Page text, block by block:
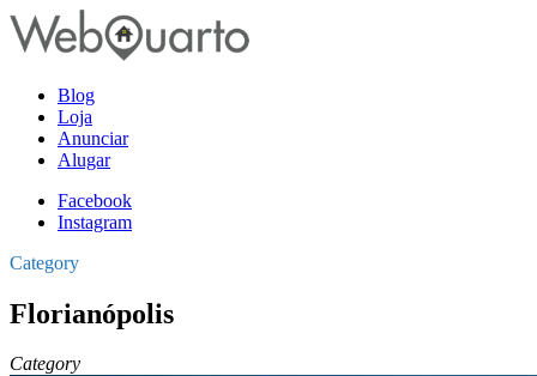
Blog
Loja
Anunciar
Alugar
Facebook
Instagram
Category
Florianópolis
Category